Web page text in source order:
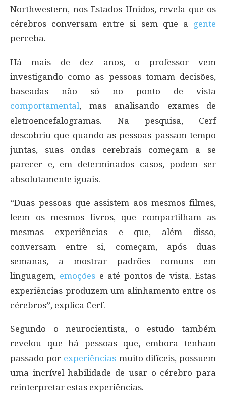
Northwestern, nos Estados Unidos, revela que os
cérebros conversam entre si sem que a gente
perceba.
Há mais de dez anos, o professor vem
investigando como as pessoas tomam decisões,
baseadas não só no ponto de vista
comportamental, mas analisando exames de
eletroencefalogramas. Na pesquisa, Cerf
descobriu que quando as pessoas passam tempo
juntas, suas ondas cerebrais começam a se
parecer e, em determinados casos, podem ser
absolutamente iguais.
“Duas pessoas que assistem aos mesmos filmes,
leem os mesmos livros, que compartilham as
mesmas experiências e que, além disso,
conversam entre si, começam, após duas
semanas, a mostrar padrões comuns em
linguagem, emoções e até pontos de vista. Estas
experiências produzem um alinhamento entre os
cérebros”, explica Cerf.
Segundo o neurocientista, o estudo também
revelou que há pessoas que, embora tenham
passado por experiências muito difíceis, possuem
uma incrível habilidade de usar o cérebro para
reinterpretar estas experiências.